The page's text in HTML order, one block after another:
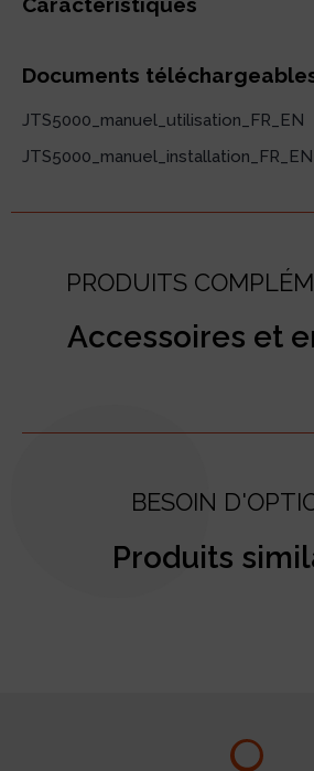
Documents
JTS5000_manuel_utilisation_FR_EN
JTS5000_manuel_installation_FR_EN
PRODUITS
Accessoires et
BESOIN
Produits